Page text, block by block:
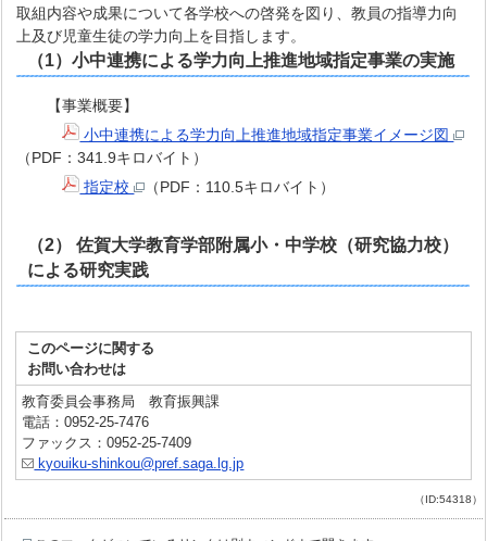
取組内容や成果について各学校への啓発を図り、教員の指導力向
上及び児童生徒の学力向上を目指します。
（1）小中連携による学力向上推進地域指定事業の実施
【事業概要】
小中連携による学力向上推進地域指定事業イメージ図
（PDF：341.9キロバイト）
指定校
（PDF：110.5キロバイト）
（2）
佐賀大学教育学部附属小・中学校（研究協力校）
による研究実践
このページに関する
お問い合わせは
教育委員会事務局 教育振興課
電話：0952-25-7476
ファックス：0952-25-7409
kyouiku-shinkou@pref.saga.lg.jp
（ID:54318）